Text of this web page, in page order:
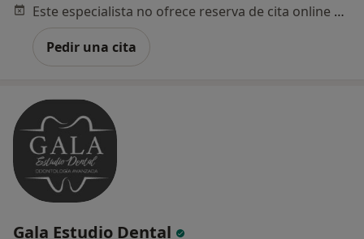
Este especialista no ofrece reserva de cita online en esta dirección.
Pedir una cita
Gala Estudio Dental